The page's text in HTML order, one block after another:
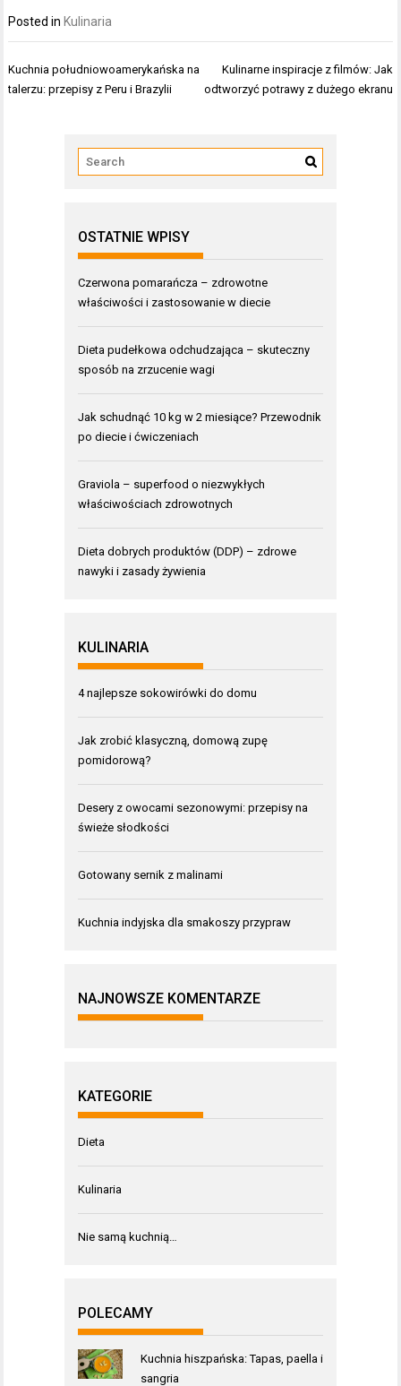
Posted in Kulinaria
Nawigacja
wpisu
Kuchnia południowoamerykańska na
talerzu: przepisy z Peru i Brazylii
Kulinarne inspiracje z filmów: Jak
odtworzyć potrawy z dużego ekranu
OSTATNIE WPISY
Czerwona pomarańcza – zdrowotne
właściwości i zastosowanie w diecie
Dieta pudełkowa odchudzająca – skuteczny
sposób na zrzucenie wagi
Jak schudnąć 10 kg w 2 miesiące? Przewodnik
po diecie i ćwiczeniach
Graviola – superfood o niezwykłych
właściwościach zdrowotnych
Dieta dobrych produktów (DDP) – zdrowe
nawyki i zasady żywienia
KULINARIA
4 najlepsze sokowirówki do domu
Jak zrobić klasyczną, domową zupę
pomidorową?
Desery z owocami sezonowymi: przepisy na
świeże słodkości
Gotowany sernik z malinami
Kuchnia indyjska dla smakoszy przypraw
NAJNOWSZE KOMENTARZE
KATEGORIE
Dieta
Kulinaria
Nie samą kuchnią…
POLECAMY
Kuchnia hiszpańska: Tapas, paella i
sangria